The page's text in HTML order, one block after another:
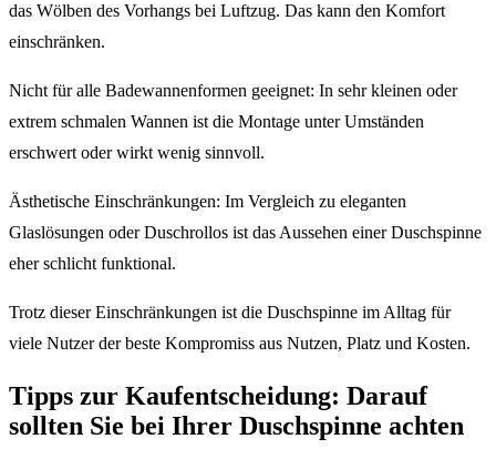
das Wölben des Vorhangs bei Luftzug. Das kann den Komfort
einschränken.
Nicht für alle Badewannenformen geeignet: In sehr kleinen oder
extrem schmalen Wannen ist die Montage unter Umständen
erschwert oder wirkt wenig sinnvoll.
Ästhetische Einschränkungen: Im Vergleich zu eleganten
Glaslösungen oder Duschrollos ist das Aussehen einer Duschspinne
eher schlicht funktional.
Trotz dieser Einschränkungen ist die Duschspinne im Alltag für
viele Nutzer der beste Kompromiss aus Nutzen, Platz und Kosten.
Tipps zur Kaufentscheidung: Darauf
sollten Sie bei Ihrer Duschspinne achten